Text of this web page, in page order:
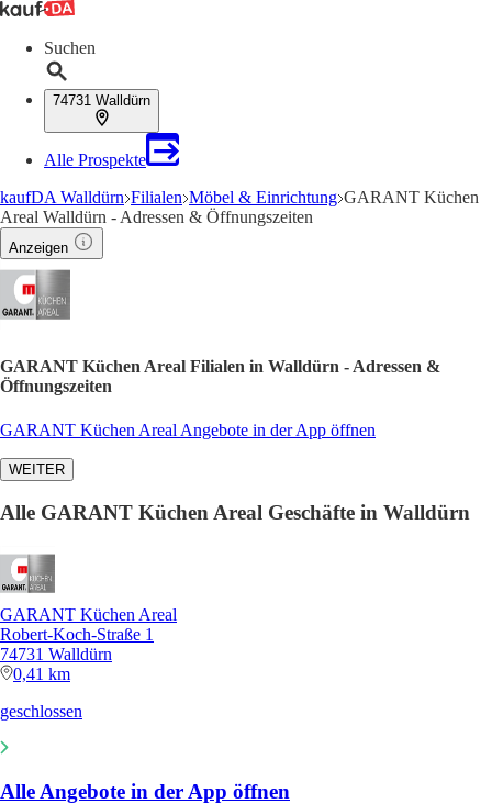
Suchen
74731 Walldürn
Alle Prospekte
kaufDA Walldürn Filialen Möbel & Einrichtung GARANT Küchen
Areal Walldürn - Adressen & Öffnungszeiten
Anzeigen
GARANT Küchen Areal Filialen in Walldürn - Adressen &
Öffnungszeiten
GARANT Küchen Areal Angebote in der App öffnen
WEITER
Alle GARANT Küchen Areal Geschäfte in Walldürn
GARANT Küchen Areal
Robert-Koch-Straße 1
74731 Walldürn
0,41 km
geschlossen
Alle Angebote in der App öffnen